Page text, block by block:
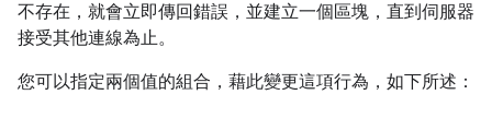
不存在，就會立即傳回錯誤，並建立一個區塊，直到伺服器
接受其他連線為止。
您可以指定兩個值的組合，藉此變更這項行為，如下所述：